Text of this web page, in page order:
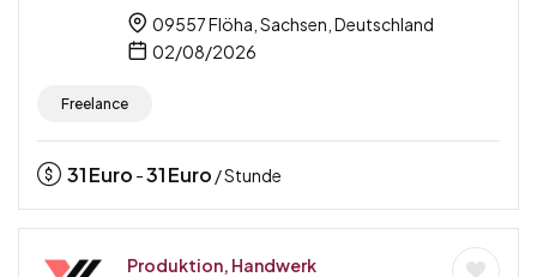
09557 Flöha, Sachsen, Deutschland
02/08/2026
Freelance
31Euro -31Euro / Stunde
Produktion, Handwerk